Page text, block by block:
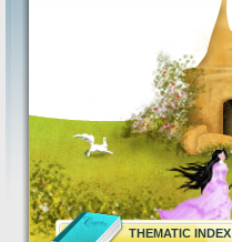
THEMATIC INDEX